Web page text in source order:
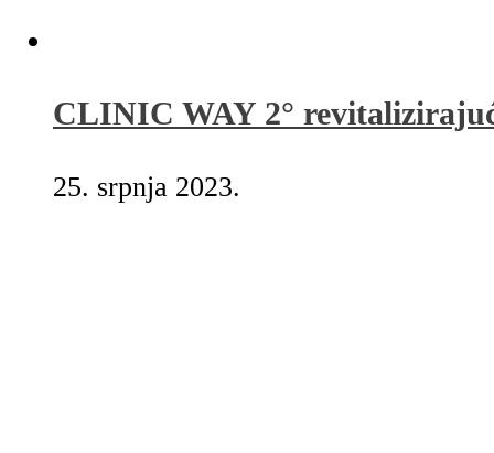
CLINIC WAY 2°
25. srpnja 2023.